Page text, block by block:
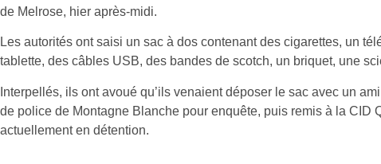
de Melrose, hier après-midi.
Les autorités ont saisi un sac à dos contenant des cigarettes, un
tablette, des câbles USB, des bandes de scotch, un briquet, une
Interpellés, ils ont avoué qu’ils venaient déposer le sac avec un
de police de Montagne Blanche pour enquête, puis remis à la CID
actuellement en détention.